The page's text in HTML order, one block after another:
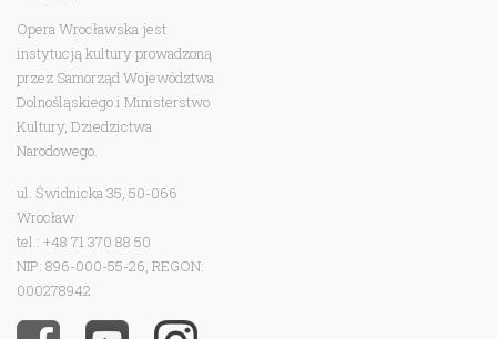
Opera Wrocławska jest
instytucją kultury prowadzoną
przez Samorząd Województwa
Dolnośląskiego i Ministerstwo
Kultury, Dziedzictwa
Narodowego.
ul. Świdnicka 35, 50-066
Wrocław
tel.: +48 71 370 88 50
NIP: 896-000-55-26, REGON:
000278942